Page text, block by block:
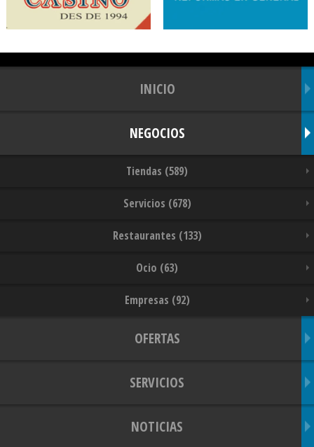
INICIO
NEGOCIOS
Tiendas (589)
Servicios (678)
Restaurantes (133)
Ocio (63)
Empresas (92)
OFERTAS
SERVICIOS
NOTICIAS